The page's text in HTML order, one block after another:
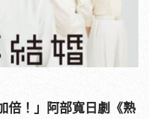
倍！」阿部寬日劇《熟